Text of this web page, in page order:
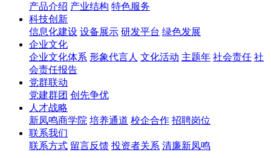
产品介绍 产业结构 特色服务
科技创新
信息化建设 设备展示 研发平台 绿色发展
企业文化
企业文化体系 形象代言人 文化活动 主题年 社会责任 社
会责任报告
党群联动
党建群团 创先争优
人才战略
新凤鸣商学院 培养通道 校企合作 招聘岗位
联系我们
联系方式 留言反馈 投资者关系 清廉新凤鸣